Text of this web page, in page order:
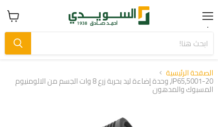
Menu عرض
سلة
الصفحة الرئيسية
5001-20,IP65, وحدة إضاءة ليد بحربة زرع 8 وات الجسم من الالومنيوم
المسبوك والمدهون